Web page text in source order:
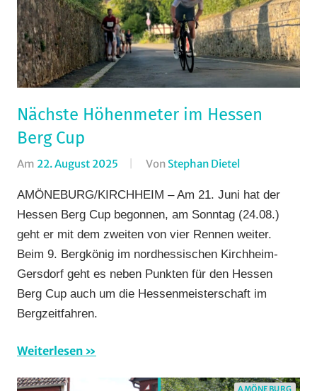
Nächste Höhenmeter im Hessen
Berg Cup
Am 22. August 2025 Von Stephan Dietel
Bergzeitfahren
Formate
Jedermann
Orte,
RSG
Gießen
Strasse,
AMÖNEBURG/KIRCHHEIM – Am 21. Juni hat der
Hessen Berg Cup begonnen, am Sonntag (24.08.)
geht er mit dem zweiten von vier Rennen weiter.
Beim 9. Bergkönig im nordhessischen Kirchheim-
Gersdorf geht es neben Punkten für den Hessen
Berg Cup auch um die Hessenmeisterschaft im
Bergzeitfahren.
Weiterlesen
AMÖNEBURG